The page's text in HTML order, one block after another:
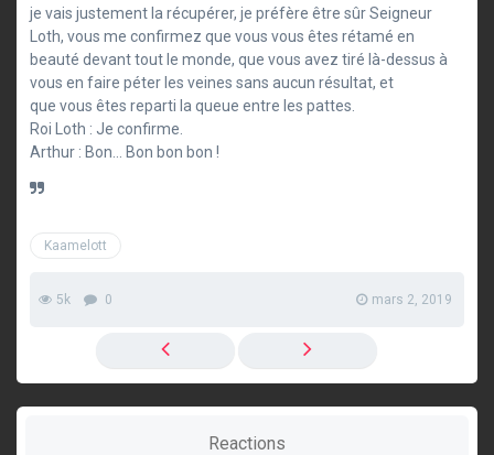
je vais justement la récupérer, je préfère être sûr Seigneur
Loth, vous me confirmez que vous vous êtes rétamé en
beauté devant tout le monde, que vous avez tiré là-dessus à
vous en faire péter les veines sans aucun résultat, et
que vous êtes reparti la queue entre les pattes.
Roi Loth : Je confirme.
Arthur : Bon… Bon bon bon !
Kaamelott
5k 0 mars 2, 2019
Reactions